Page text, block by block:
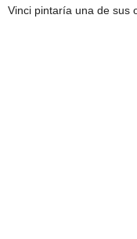
Vinci pintaría una de sus